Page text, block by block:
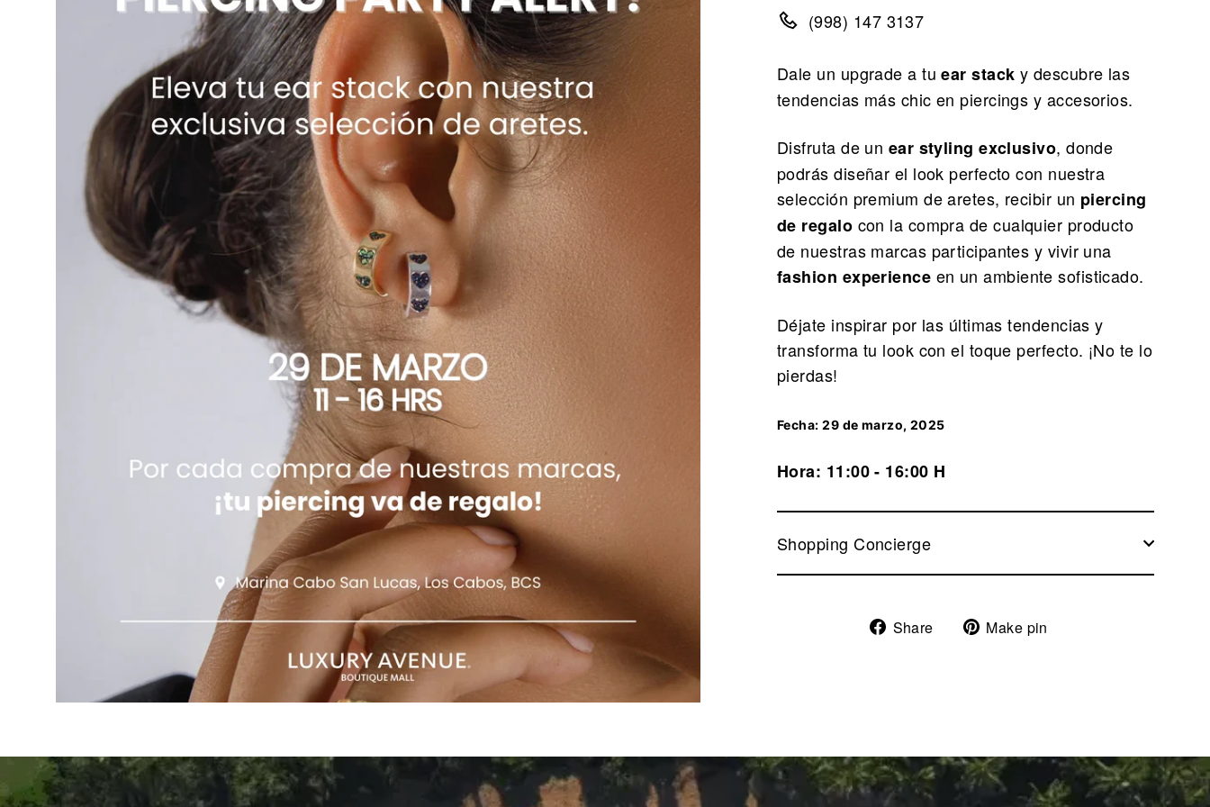
(998) 147 3137
Dale un upgrade a tuear stack y descubre las
tendencias más chic en piercings y accesorios.
Disfruta de un ear styling exclusivo, donde
podrás diseñar el look perfecto con nuestra
selección premium de aretes, recibir un piercing
de regalo con la compra de cualquier producto
de nuestras marcas participantes y vivir una
fashion experience en un ambiente sofisticado.
Déjate inspirar por las últimas tendencias y
transforma tu look con el toque perfecto. ¡No te lo
pierdas!
Fecha: 29 de marzo, 2025
Hora: 11:00 - 16:00 H
Shopping Concierge
Share
ShareMake pin